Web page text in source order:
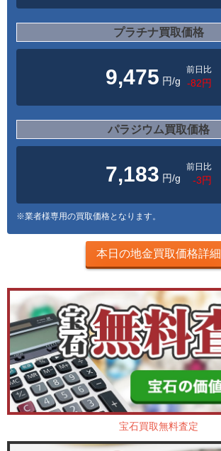
プラチナ買取価格
9,475 円/g
前日比
-82円
パラジウム買取価格
7,183 円/g
前日比
-3円
※業者様専用の買取価格となります。
本日の地金買取価格詳細
宝石買取無料査定